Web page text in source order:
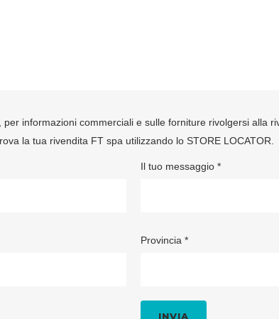
informazioni commerciali e sulle forniture rivolgersi alla
la tua rivendita FT spa utilizzando lo STORE LOCATOR
Il tuo messaggio *
Provincia *